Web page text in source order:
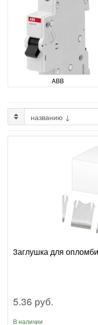
ABB
3аглушка для
5.36 руб.
В наличии